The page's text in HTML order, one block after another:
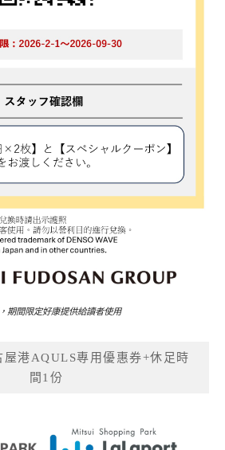
期間限定好康提供給讀者使用
港AQULS專用優惠券+休足時
間1份